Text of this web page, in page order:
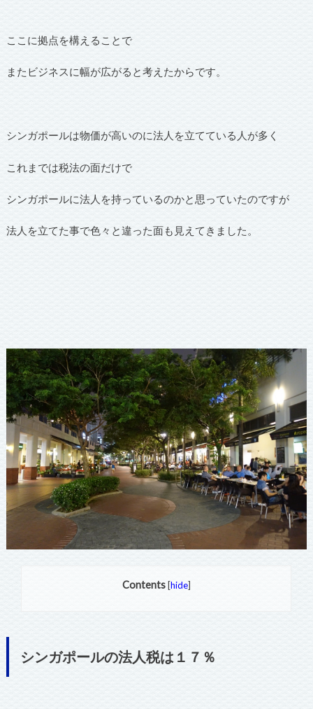
ここに拠点を構えることで
またビジネスに幅が広がると考えたからです。
シンガポールは物価が高いのに法人を立てている人が多く
これまでは税法の面だけで
シンガポールに法人を持っているのかと思っていたのですが
法人を立てた事で色々と違った面も見えてきました。
Contents [hide]
シンガポールの法人税は１７％